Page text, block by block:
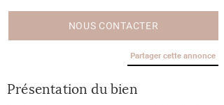
NOUS CONTACTER
Partager cette annonce
Présentation du bien